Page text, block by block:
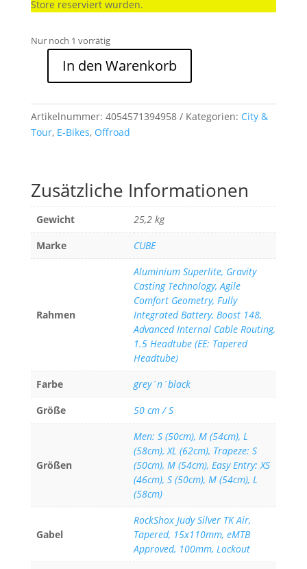
Store reserviert wurden.
Nur noch 1 vorrätig
Hybrid
SLX
750
´n
´black
Menge
In den Warenkorb
Artikelnummer: 4054571394958 Kategorien: City &
Tour, E-Bikes, Offroad
Zusätzliche Informationen
Gewicht
25,2 kg
Marke
CUBE
Rahmen
Aluminium Superlite, Gravity
Casting Technology, Agile
Comfort Geometry, Fully
Integrated Battery, Boost 148,
Advanced Internal Cable Routing,
1.5 Headtube (EE: Tapered
Headtube)
Farbe
grey´n´black
Größe
50 cm / S
Größen
Men: S (50cm), M (54cm), L
(58cm), XL (62cm), Trapeze: S
(50cm), M (54cm), Easy Entry: XS
(46cm), S (50cm), M (54cm), L
(58cm)
Gabel
RockShox Judy Silver TK Air,
Tapered, 15x110mm, eMTB
Approved, 100mm, Lockout